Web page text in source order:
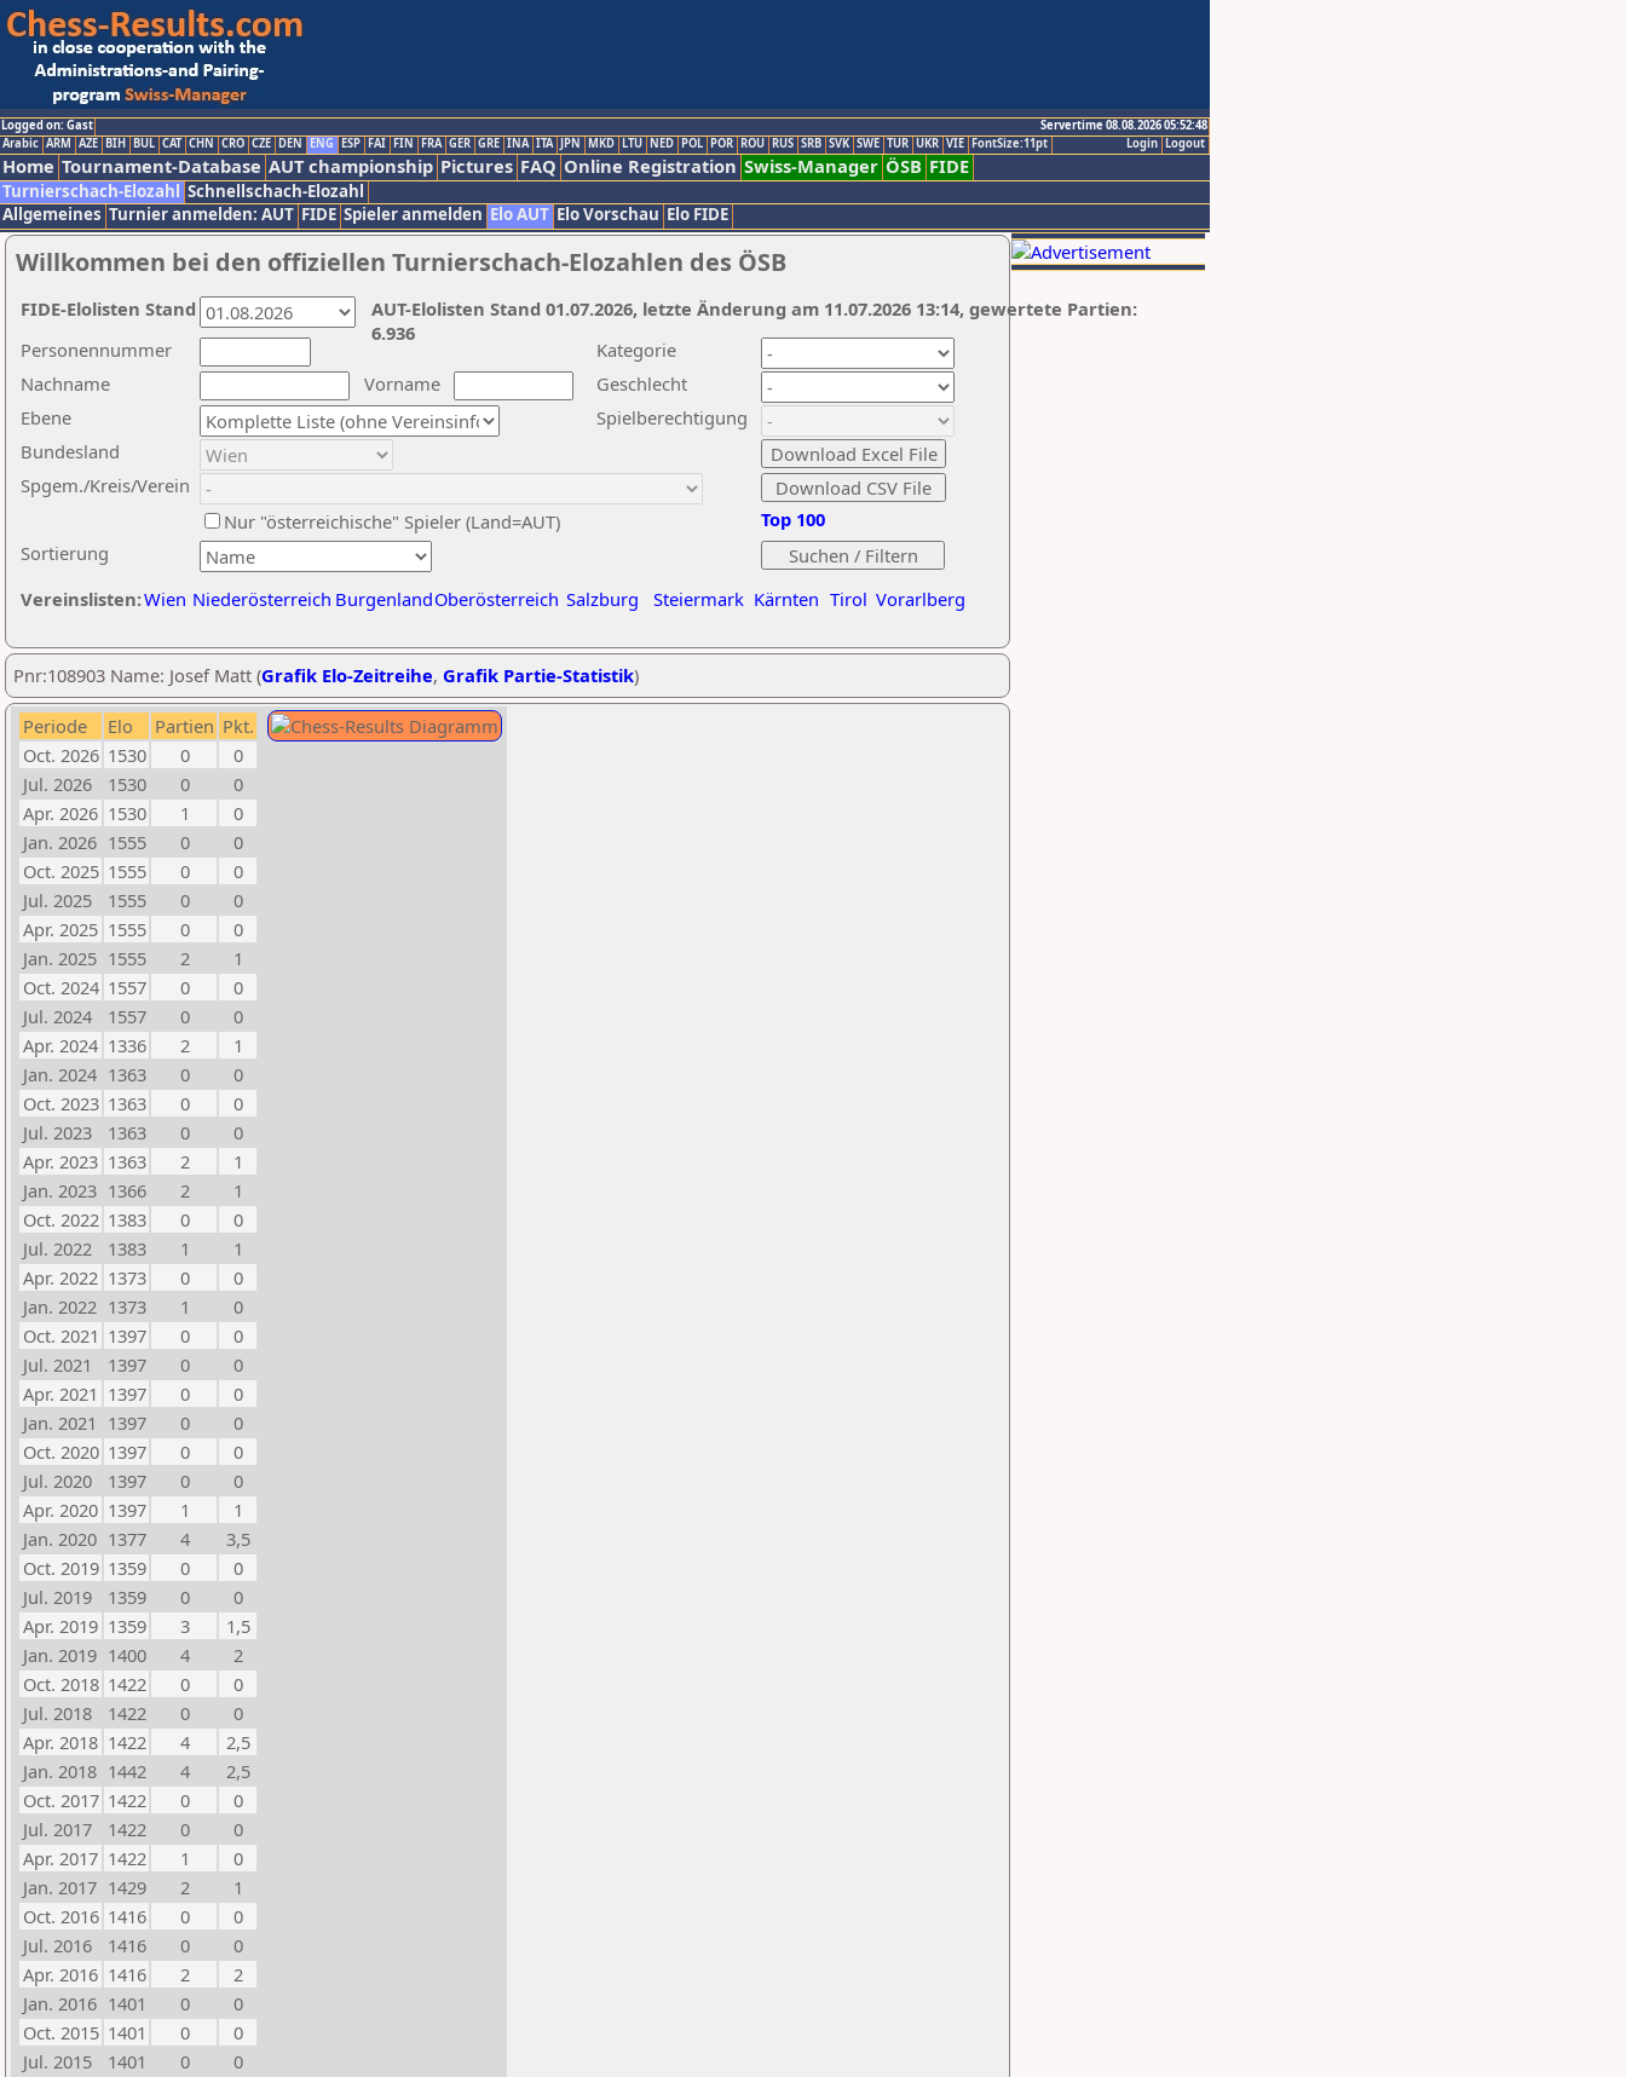
Logged on: Gast
Servertime 08.08.2026 05:52:48
Logout
Login
Arabic ARM AZE BIH BUL CAT CHN CRO CZE DEN ENG ESP FAI FIN FRA GER GRE INA ITA JPN MKD LTU NED POL POR ROU RUS SRB SVK SWE TUR UKR VIE FontSize:11pt
Home Tournament-Database AUT championship Pictures FAQ Online Registration Swiss-Manager ÖSB FIDE
Turnierschach-Elozahl Schnellschach-Elozahl
Allgemeines Turnier anmelden: AUT FIDE Spieler anmelden Elo AUT Elo Vorschau Elo FIDE
Willkommen bei den offiziellen Turnierschach-Elozahlen des ÖSB
Nachname
Vorname
Ebene
Kategorie
Sortierung
Personennummer
Bundesland
Spgem./Kreis/Verein
Geschlecht
Nur "österreichische" Spieler (Land=AUT)
Spielberechtigung
Vereinslisten:Wien Niederösterreich BurgenlandOberösterreich Salzburg Steiermark Kärnten Tirol Vorarlberg
Top 100
AUT-Elolisten Stand 01.07.2026, letzte Änderung am 11.07.2026 13:14, gewertete Partien:
6.936
FIDE-Elolisten Stand
Pnr:108903 Name: Josef Matt (Grafik Elo-Zeitreihe, Grafik Partie-Statistik)
Periode Elo Partien Pkt.
Oct. 2026 1530 0
0
Jul. 2026
1530 0
0
Apr. 2026 1530 1
0
Jan. 2026 1555 0
0
Oct. 2025 1555 0
0
Jul. 2025
1555 0
0
Apr. 2025 1555 0
0
Jan. 2025 1555 2
1
Oct. 2024 1557 0
0
Jul. 2024
1557 0
0
Apr. 2024 1336 2
1
Jan. 2024 1363 0
0
Oct. 2023 1363 0
0
Jul. 2023
1363 0
0
Apr. 2023 1363 2
1
Jan. 2023 1366 2
1
Oct. 2022 1383 0
0
Jul. 2022
1383 1
1
Apr. 2022 1373 0
0
Jan. 2022 1373 1
0
Oct. 2021 1397 0
0
Jul. 2021
1397 0
0
Apr. 2021 1397 0
0
Jan. 2021 1397 0
0
Oct. 2020 1397 0
0
Jul. 2020
1397 0
0
Apr. 2020 1397 1
1
Jan. 2020 1377 4
3,5
Oct. 2019 1359 0
0
Jul. 2019
1359 0
0
Apr. 2019 1359 3
1,5
Jan. 2019 1400 4
2
Oct. 2018 1422 0
0
Jul. 2018
1422 0
0
Apr. 2018 1422 4
2,5
Jan. 2018 1442 4
2,5
Oct. 2017 1422 0
0
Jul. 2017
1422 0
0
Apr. 2017 1422 1
0
Jan. 2017 1429 2
1
Oct. 2016 1416 0
0
Jul. 2016
1416 0
0
Apr. 2016 1416 2
2
Jan. 2016 1401 0
0
Oct. 2015 1401 0
0
Jul. 2015
1401 0
0